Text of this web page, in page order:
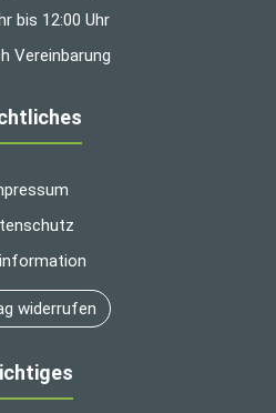
bis 12:00 Uhr
Vereinbarung
widerrufen